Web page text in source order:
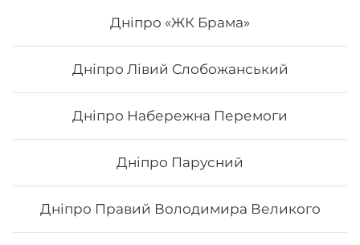
Дніпро «ЖК Брама»
Дніпро Лівий Слобожанський
Дніпро Набережна Перемоги
Дніпро Парусний
Дніпро Правий Володимира Великого
Напій Coca-Cola
33